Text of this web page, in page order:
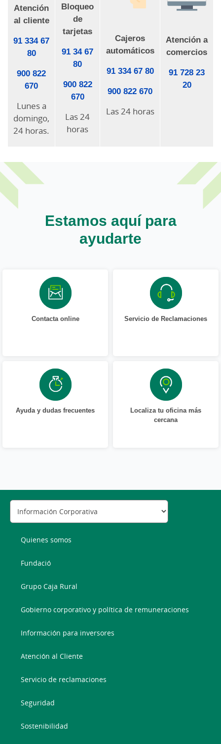
Atención
al cliente
91 334 67
80
900 822
670
Lunes a
domingo,
24 horas.
Bloqueo
de
tarjetas
91 34 67
80
900 822
670
Las 24
horas
Cajeros
automáticos
91 334 67 80
900 822 670
Las 24 horas
Atención a
comercios
91 728 23
20
Estamos aquí para
ayudarte
Contacta online Servicio de Reclamaciones
Ayuda y dudas frecuentes
Localiza tu oficina más
cercana
Quienes somos
Fundació
Grupo Caja Rural
Gobierno corporativo y política de remuneraciones
Información para inversores
Atención al Cliente
Servicio de reclamaciones
Seguridad
Sostenibilidad